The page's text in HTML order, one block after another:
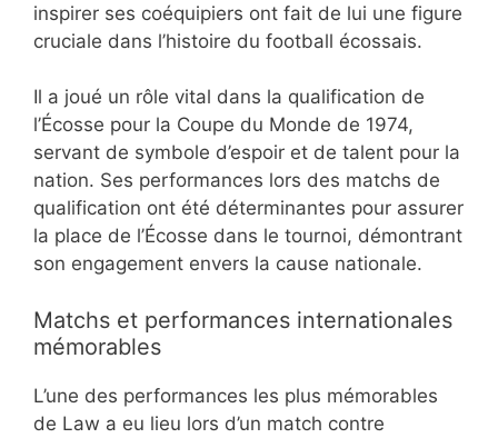
inspirer ses coéquipiers ont fait de lui une figure
cruciale dans l’histoire du football écossais.
Il a joué un rôle vital dans la qualification de
l’Écosse pour la Coupe du Monde de 1974,
servant de symbole d’espoir et de talent pour la
nation. Ses performances lors des matchs de
qualification ont été déterminantes pour assurer
la place de l’Écosse dans le tournoi, démontrant
son engagement envers la cause nationale.
Matchs et performances internationales
mémorables
L’une des performances les plus mémorables
de Law a eu lieu lors d’un match contre